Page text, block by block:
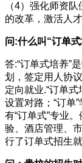
（4）强化师资
的改革，激活人
问:什么叫“订单
答:“订单式培养”
划，签定用人协
定向就业.“订单
设置对路；“订单
有“订单式”专业
验、酒店管理、
行了订单式招生就